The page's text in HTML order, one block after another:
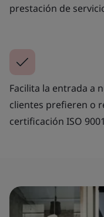
prestación de
Facilita la entrada a
clientes prefieren o
certificación ISO